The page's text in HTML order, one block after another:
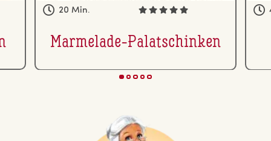
20 Min.
Marmelade-Pa­la­tschin­ken